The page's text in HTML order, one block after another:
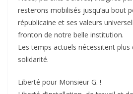
resterons mobilisés jusqu’au bout
républicaine et ses valeurs
fronton de notre belle institution.
Les temps actuels nécessitent plus
solidarité.
Liberté pour Monsieur G. !